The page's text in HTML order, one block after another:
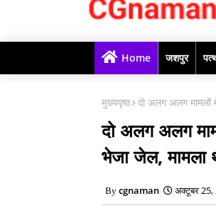
Home जशपुर
मुख्यपृष्ठ दो अलग अलग मामलों
दो अलग अलग
भेजा जेल, मामला
cgnaman अक्टूबर 25,